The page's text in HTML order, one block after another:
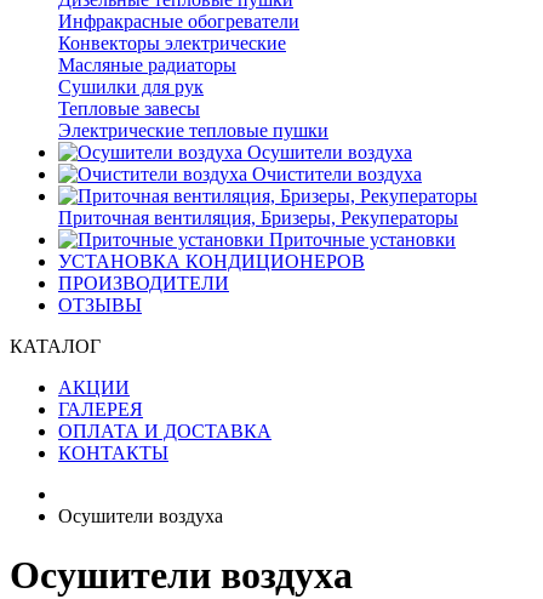
Инфракрасные обогреватели
Конвекторы электрические
Масляные радиаторы
Сушилки для рук
Тепловые завесы
Электрические тепловые пушки
Осушители воздуха
Очистители воздуха
Приточная вентиляция, Бризеры, Рекуператоры
Приточные установки
УСТАНОВКА КОНДИЦИОНЕРОВ
ПРОИЗВОДИТЕЛИ
ОТЗЫВЫ
КАТАЛОГ
АКЦИИ
ГАЛЕРЕЯ
ОПЛАТА И ДОСТАВКА
КОНТАКТЫ
Осушители воздуха
Осушители воздуха